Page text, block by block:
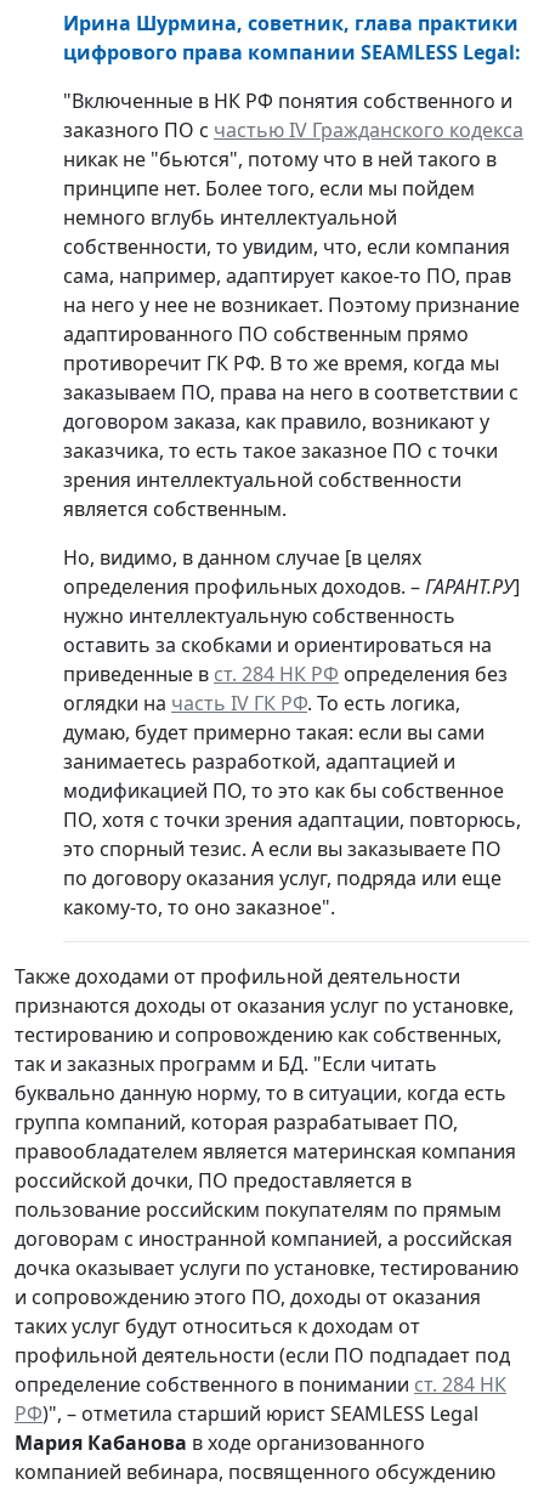
Ирина Шурмина, советник, глава практики
цифрового права компании SEAMLESS Legal:
"Включенные в НК РФ понятия собственного и
заказного ПО с частью IV Гражданского кодекса
никак не "бьются", потому что в ней такого в
принципе нет. Более того, если мы пойдем
немного вглубь интеллектуальной
собственности, то увидим, что, если компания
сама, например, адаптирует какое-то ПО, прав
на него у нее не возникает. Поэтому признание
адаптированного ПО собственным прямо
противоречит ГК РФ. В то же время, когда мы
заказываем ПО, права на него в соответствии с
договором заказа, как правило, возникают у
заказчика, то есть такое заказное ПО с точки
зрения интеллектуальной собственности
является собственным.
Но, видимо, в данном случае [в целях
определения профильных доходов. –ГАРАНТ.РУ]
нужно интеллектуальную собственность
оставить за скобками и ориентироваться на
приведенные в ст. 284 НК РФ определения без
оглядки на часть IV ГК РФ. То есть логика,
думаю, будет примерно такая: если вы сами
занимаетесь разработкой, адаптацией и
модификацией ПО, то это как бы собственное
ПО, хотя с точки зрения адаптации, повторюсь,
это спорный тезис. А если вы заказываете ПО
по договору оказания услуг, подряда или еще
какому-то, то оно заказное".
Также доходами от профильной деятельности
признаются доходы от оказания услуг по установке,
тестированию и сопровождению как собственных,
так и заказных программ и БД. "Если читать
буквально данную норму, то в ситуации, когда есть
группа компаний, которая разрабатывает ПО,
правообладателем является материнская компания
российской дочки, ПО предоставляется в
пользование российским покупателям по прямым
договорам с иностранной компанией, а российская
дочка оказывает услуги по установке, тестированию
и сопровождению этого ПО, доходы от оказания
таких услуг будут относиться к доходам от
профильной деятельности (если ПО подпадает под
определение собственного в понимании ст. 284 НК
РФ)", – отметила старший юрист SEAMLESS Legal
Мария Кабанова в ходе организованного
компанией вебинара, посвященного обсуждению